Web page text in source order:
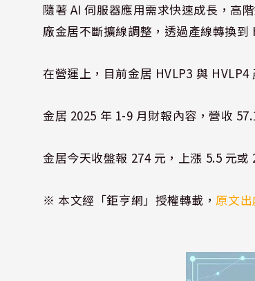
隨著 AI 伺服器應用需求快速成長，高
廠金居不斷擴線調整，透過產線轉換到
在營運上，目前金居 HVLP3 與
金居 2025 年 1-9 月財報內容，營收
金居今天收盤報 274 元，上漲 5.5 元
※ 本文經「鉅亨網」授權轉載，原文出